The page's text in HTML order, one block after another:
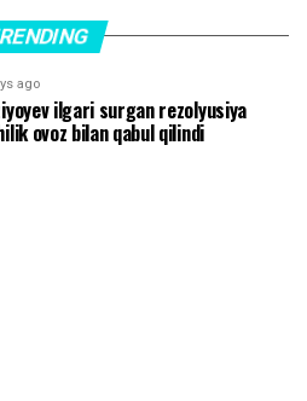
ago
ilgari surgan rezolyusiya
ovoz bilan qabul qilindi